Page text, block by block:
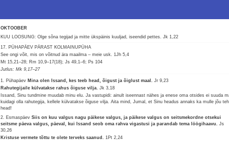
OKTOOBER
KUU LOOSUNG: Olge sõna tegijad ja mitte ükspäinis kuuljad, iseendid pettes.Jk 1,22
17. PÜHAPÄEV PÄRAST KOLMAINUPÜHA
See ongi võit, mis on võitnud ära maailma – meie usk. 1Jh 5,4
Mt 15,21–28; Rm 10,9–17(18); Js 49,1–6; Ps 104
Jutlus: Mk 9,17–27
1. Pühapäev Mina olen Issand, kes teeb head, õigust ja õiglust maal.Jr 9,23
Rahutegijaile külvatakse rahus õiguse vilja.Jk 3,18
Issand, Sinu tundmine muudab minu elu. Ja vastupidi: ainult iseennast nähes ja enese oma otsides ei suuda
kuidagi olla rahutegija, kellele külvatakse õiguse vilja. Aita mind, Jumal, et Sinu headus annaks ka mulle jõu
head!
2. EsmaspäevSiis on kuu valgus nagu päikese valgus, ja päikese valgus on seitsmekordne otsekui
seitsme päeva valgus, päeval, kui Issand seob oma rahva vigastusi ja parandab tema löögihaavu.Js
30,26
Kristuse vermete tõttu te olete terveks saanud.1Pt 2,24